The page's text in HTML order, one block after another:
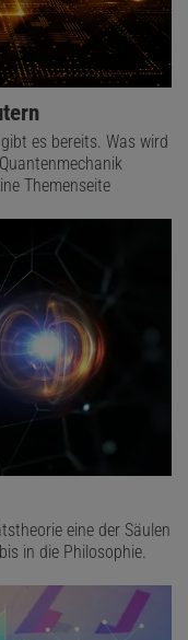
es bereits. Was wird
Themenseite
eine der Säulen
in die Philosophie.